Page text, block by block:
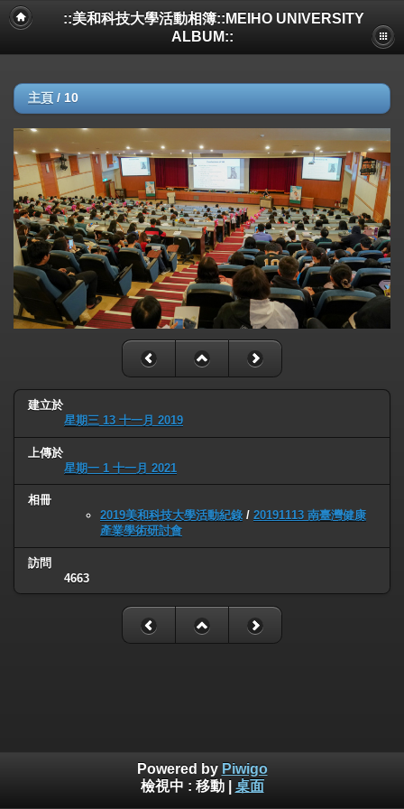
::美和科技大學活動相簿::MEIHO UNIVERSITY
ALBUM::
主頁 / 10
建立於
星期三 13 十一月 2019
上傳於
星期一 1 十一月 2021
相冊
2019美和科技大學活動紀錄 / 20191113 南臺灣健康
產業學術研討會
訪問
4663
Powered by Piwigo
檢視中 : 移動| 桌面